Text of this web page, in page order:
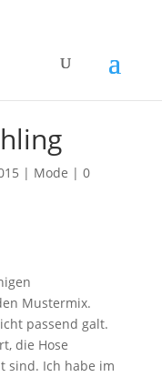
| Mode | 0
Mustermix.
passend galt.
die Hose
sind. Ich habe im